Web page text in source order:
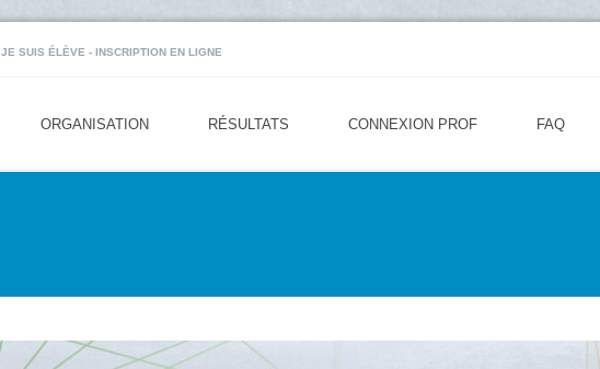
JE SUIS ÉLÈVE - INSCRIPTION EN LIGNE
ORGANISATION RÉSULTATS CONNEXION PROF FAQ